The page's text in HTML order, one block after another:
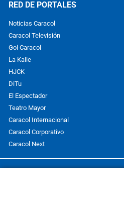
RED DE PORTALES
Noticias Caracol
Caracol Televisión
Gol Caracol
La Kalle
HJCK
DiTu
El Espectador
Teatro Mayor
Caracol Internacional
Caracol Corporativo
Caracol Next
de los
Reservados D.R.A. Prohibida su
in whole or in part, or